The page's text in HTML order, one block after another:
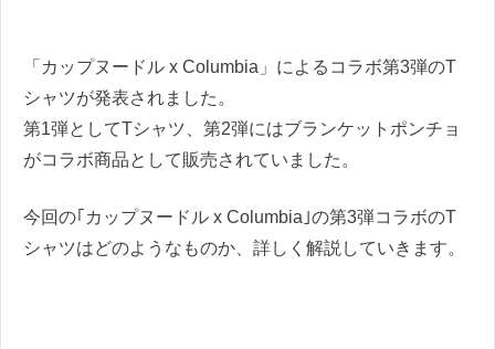
「カップヌードル x Columbia」によるコラボ第3弾のT
シャツが発表されました。
第1弾としてTシャツ、第2弾にはブランケットポンチョ
がコラボ商品として販売されていました。
今回の｢カップヌードル x Columbia｣の第3弾コラボのT
シャツはどのようなものか、詳しく解説していきます。